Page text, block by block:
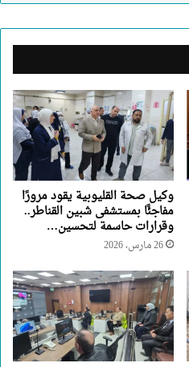
وكيل صحة القليوبية يقود مرورًا
مفاجئًا بمستشفى شبين القناطر..
وقرارات حاسمة لتحسين…
26 مارس، 2026